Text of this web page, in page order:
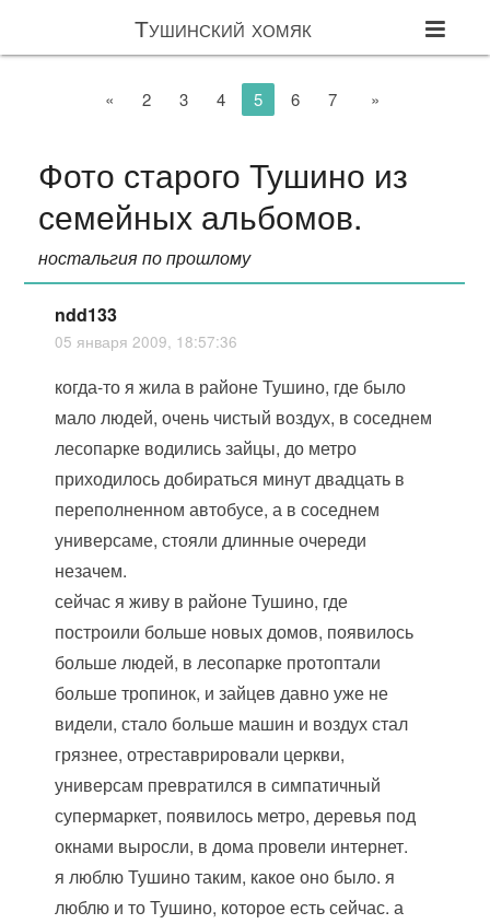
Тушинский хомяк
« 2 3 4 5 6 7 »
Фото старого Тушино из
семейных альбомов.
ностальгия по прошлому
ndd133
05 января 2009, 18:57:36
когда-то я жила в районе Тушино, где было
мало людей, очень чистый воздух, в соседнем
лесопарке водились зайцы, до метро
приходилось добираться минут двадцать в
переполненном автобусе, а в соседнем
универсаме, стояли длинные очереди
незачем.
сейчас я живу в районе Тушино, где
построили больше новых домов, появилось
больше людей, в лесопарке протоптали
больше тропинок, и зайцев давно уже не
видели, стало больше машин и воздух стал
грязнее, отреставрировали церкви,
универсам превратился в симпатичный
супермаркет, появилось метро, деревья под
окнами выросли, в дома провели интернет.
я люблю Тушино таким, какое оно было. я
люблю и то Тушино, которое есть сейчас. а